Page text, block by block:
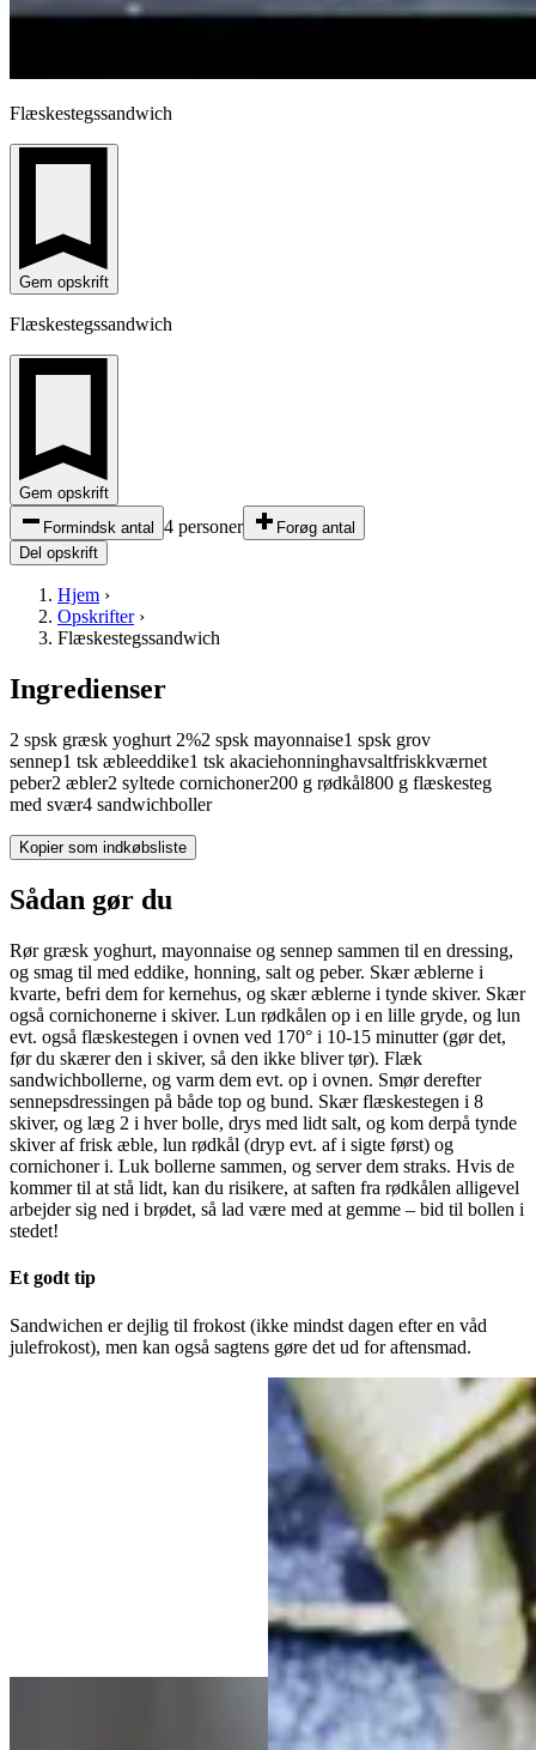
Flæskestegssandwich
Gem opskrift
Flæskestegssandwich
Gem opskrift
Formindsk antal
4 personer
Forøg antal
Del opskrift
Hjem ›
Opskrifter›
Flæskestegssandwich
Ingredienser
2 spsk græsk yoghurt 2%2 spsk mayonnaise1 spsk grov
sennep1 tsk æbleeddike1 tsk akaciehonninghavsaltfriskkværnet
peber2 æbler2 syltede cornichoner200 g rødkål800 g flæskesteg
med svær4 sandwichboller
Kopier som indkøbsliste
Sådan gør du
Rør græsk yoghurt, mayonnaise og sennep sammen til en dressing,
og smag til med eddike, honning, salt og peber. Skær æblerne i
kvarte, befri dem for kernehus, og skær æblerne i tynde skiver. Skær
også cornichonerne i skiver. Lun rødkålen op i en lille gryde, og lun
evt. også flæskestegen i ovnen ved 170° i 10-15 minutter (gør det,
før du skærer den i skiver, så den ikke bliver tør). Flæk
sandwichbollerne, og varm dem evt. op i ovnen. Smør derefter
sennepsdressingen på både top og bund. Skær flæskestegen i 8
skiver, og læg 2 i hver bolle, drys med lidt salt, og kom derpå tynde
skiver af frisk æble, lun rødkål (dryp evt. af i sigte først) og
cornichoner i. Luk bollerne sammen, og server dem straks. Hvis de
kommer til at stå lidt, kan du risikere, at saften fra rødkålen alligevel
arbejder sig ned i brødet, så lad være med at gemme – bid til bollen i
stedet!
Et godt tip
Sandwichen er dejlig til frokost (ikke mindst dagen efter en våd
julefrokost), men kan også sagtens gøre det ud for aftensmad.